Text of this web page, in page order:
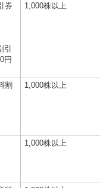
券
円
1,000株以上
割
1,000株以上
1,000株以上